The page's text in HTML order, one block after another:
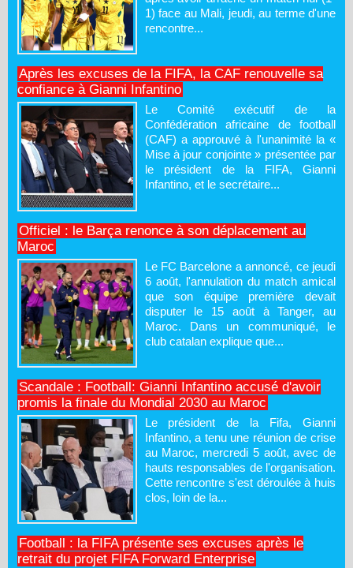
1) face au Mali, jeudi, au terme d'une
rencontre...
Après les excuses de la FIFA, la CAF renouvelle sa
confiance à Gianni Infantino
Le Comité exécutif de la
Confédération africaine de football
(CAF) a approuvé à l'unanimité la «
Mise à jour conjointe » présentée par
le président de la FIFA, Gianni
Infantino, et le secrétaire...
Officiel : le Barça renonce à son déplacement au
Maroc
Le FC Barcelone a annoncé, ce jeudi
6 août, l'annulation du match amical
que son équipe première devait
disputer le 15 août à Tanger, au
Maroc. Dans un communiqué, le
club catalan explique que...
Scandale : Football: Gianni Infantino accusé d'avoir
promis la finale du Mondial 2030 au Maroc
Le président de la Fifa, Gianni
Infantino, a tenu une réunion de crise
au Maroc, mercredi 5 août, avec de
hauts responsables de l'organisation.
Cette rencontre s'est déroulée à huis
clos, loin de la...
Football : la FIFA présente ses excuses après le
retrait du projet FIFA Forward Enterprise